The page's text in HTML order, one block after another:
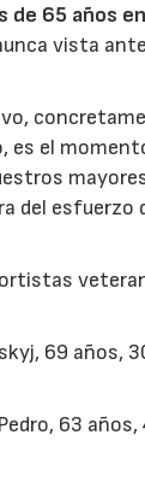
de 65 años
vista
es el
del esfuerzo
69 años,
63